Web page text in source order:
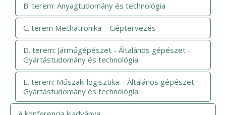
B. terem: ​​​​​​​Anyagtudomány és technológia
C. terem Mechatronika – Géptervezés
D. terem: Járműgépészet - Általános gépészet -
Gyártástudomány és technológia
E. terem: Műszaki logisztika – Általános gépészet –
Gyártástudomány és technológia